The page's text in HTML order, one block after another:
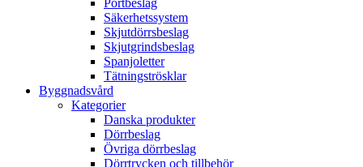
Portbeslag
Säkerhetssystem
Skjutdörrsbeslag
Skjutgrindsbeslag
Spanjoletter
Tätningströsklar
Byggnadsvård
Kategorier
Danska produkter
Dörrbeslag
Övriga dörrbeslag
Dörrtrycken och tillbehör